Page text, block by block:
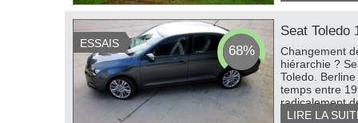
Seat Toledo
Changement
hiérarchie ?
Toledo.
temps entre
radicalement
LIRE LA
ESSAIS 68%